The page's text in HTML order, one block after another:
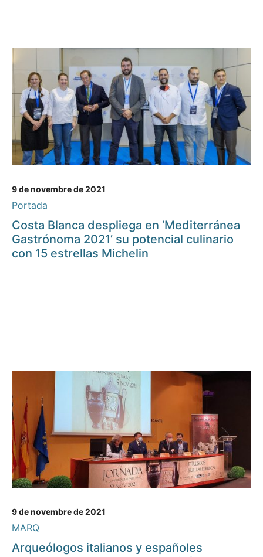
9 de novembre de 2021
Portada
Costa Blanca despliega en ‘Mediterránea
Gastrónoma 2021’ su potencial culinario
con 15 estrellas Michelin
9 de novembre de 2021
MARQ
Arqueólogos italianos y españoles